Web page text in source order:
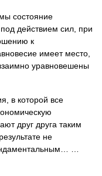
состояние
действием сил, при
к
имеет место,
уравновешены
в которой все
друг друга таким
не
…